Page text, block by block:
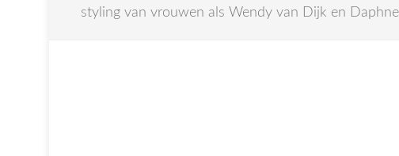
styling van vrouwen als Wendy van Dijk en